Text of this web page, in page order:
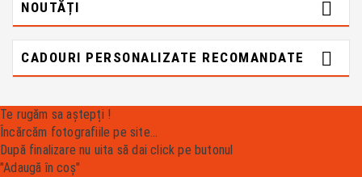
NOUTĂȚI 
CADOURI PERSONALIZATE RECOMANDATE 
Te rugăm sa aștepți !
Încărcăm fotografiile pe site...
După finalizare nu uita să dai click pe butonul
"Adaugă în coș"